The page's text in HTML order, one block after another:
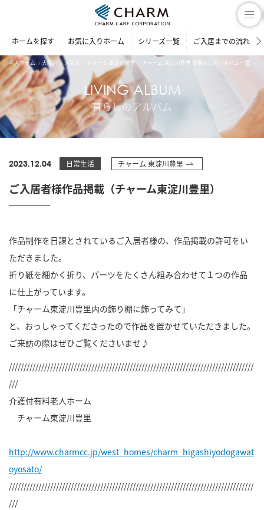
ホームを探す お気に入りホーム シリーズ一覧 ご入居までの流れ
老人ホーム 大阪府 大阪市 チャーム 東淀川豊里 チャーム 東淀川豊里 の暮らしのアルバム一覧
LIVING ALBUM
暮らしのアルバム
2023.12.04 日常生活 チャーム 東淀川豊里
ご入居者様作品掲載（チャーム東淀川豊里）
作品制作を日課とされているご入居者様の、作品掲載の許可をい
ただきました。
折り紙を細かく折り、パーツをたくさん組み合わせて１つの作品
に仕上がっています。
「チャーム東淀川豊里内の飾り棚に飾ってみて」
と、おっしゃってくださったので作品を置かせていただきました。
ご来訪の際はぜひご覧くださいませ♪
///////////////////////////////////////////////////////////////////////////////////
///
介護付有料老人ホーム
チャーム東淀川豊里
http://www.charmcc.jp/west_homes/charm_higashiyodogawat
oyosato/
///////////////////////////////////////////////////////////////////////////////////
///